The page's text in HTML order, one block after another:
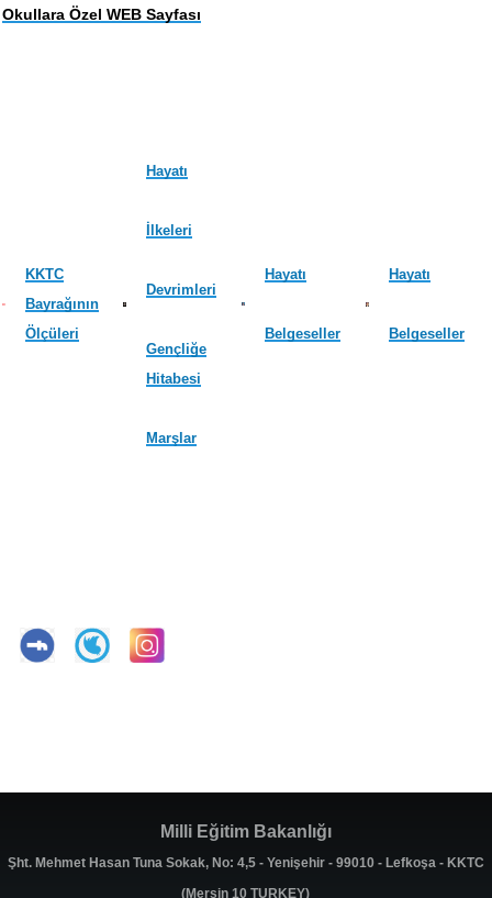
Okullara Özel WEB Sayfası
KKTC
Bayrağının
Ölçüleri
Hayatı
İlkeleri
Devrimleri
Gençliğe
Hitabesi
Marşlar
Hayatı
Belgeseller
Hayatı
Belgeseller
Milli Eğitim Bakanlığı
Şht. Mehmet Hasan Tuna Sokak, No: 4,5 - Yenişehir - 99010 - Lefkoşa - KKTC
(Mersin 10 TURKEY)